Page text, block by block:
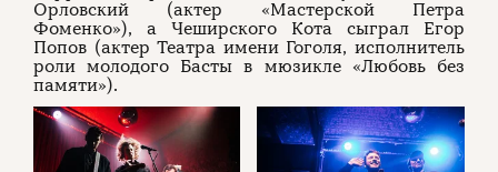
Орловский (актер «Мастерской Петра
Фоменко»), а Чеширского Кота сыграл Егор
Попов (актер Театра имени Гоголя, исполнитель
роли молодого Басты в мюзикле «Любовь без
памяти»).